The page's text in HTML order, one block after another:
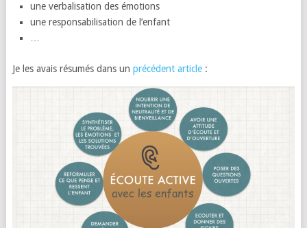
une verbalisation des émotions
une responsabilisation de l’enfant
Je les avais résumés dans un précédent article: